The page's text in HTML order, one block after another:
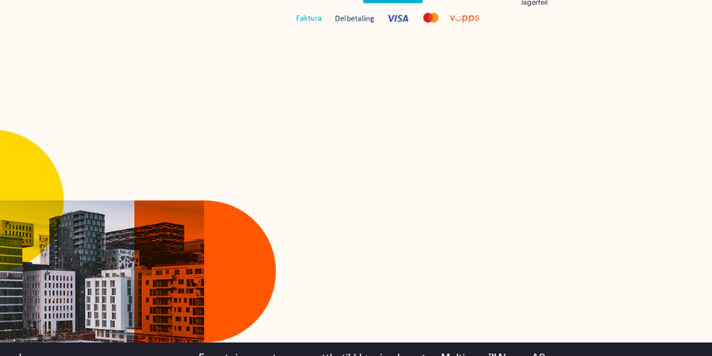
lagerfeil